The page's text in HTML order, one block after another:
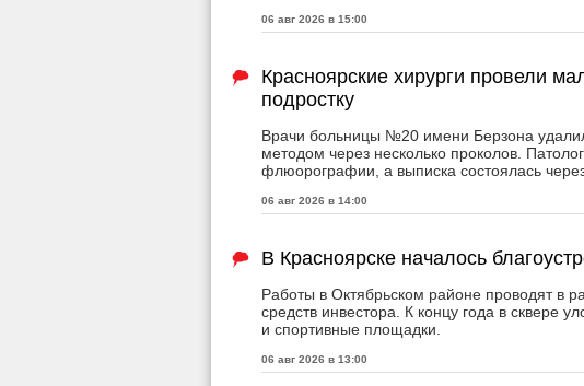
06 авг 2026 в 15:00
Красноярские хирурги провели
подростку
Врачи больницы №20 имени Берзона
методом через несколько проколов.
флюорографии, а выписка состоялась
06 авг 2026 в 14:00
В Красноярске началось
Работы в Октябрьском районе проводят в
средств инвестора. К концу года в сквере
и спортивные площадки.
06 авг 2026 в 13:00